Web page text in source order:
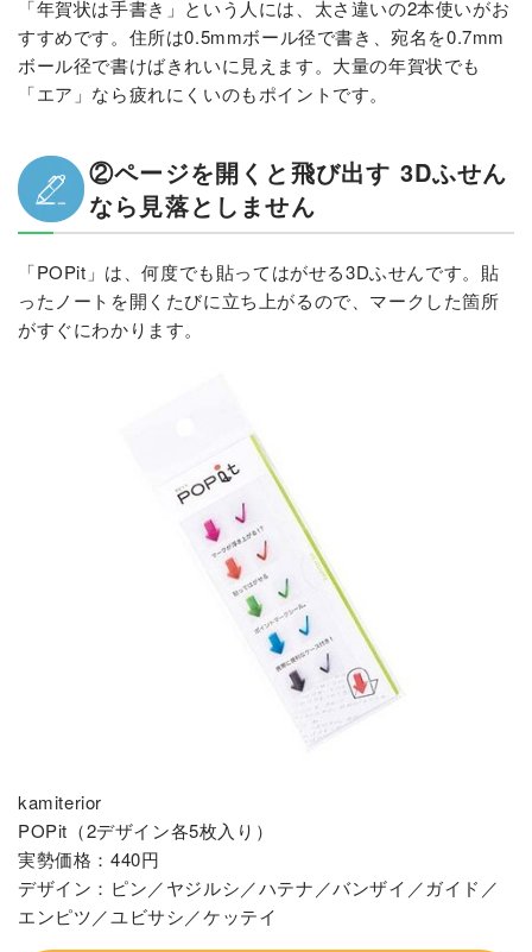
「年賀状は手書き」という人には、太さ違いの2本使いがお
すすめです。住所は0.5mmボール径で書き、宛名を0.7mm
ボール径で書けばきれいに見えます。大量の年賀状でも
「エア」なら疲れにくいのもポイントです。
②ページを開くと飛び出す 3Dふせん
なら見落としません
「POPit」は、何度でも貼ってはがせる3Dふせんです。貼
ったノートを開くたびに立ち上がるので、マークした箇所
がすぐにわかります。
kamiterior
POPit（2デザイン各5枚入り）
実勢価格：440円
デザイン：ピン／ヤジルシ／ハテナ／バンザイ／ガイド／
エンピツ／ユビサシ／ケッテイ